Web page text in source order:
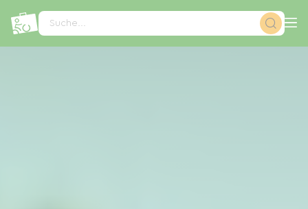
Suche...
Cookie-Einstellungen